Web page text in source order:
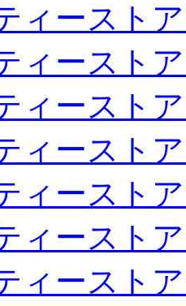
ィースト
ィースト
ィースト
ィースト
ィースト
ィースト
ィースト